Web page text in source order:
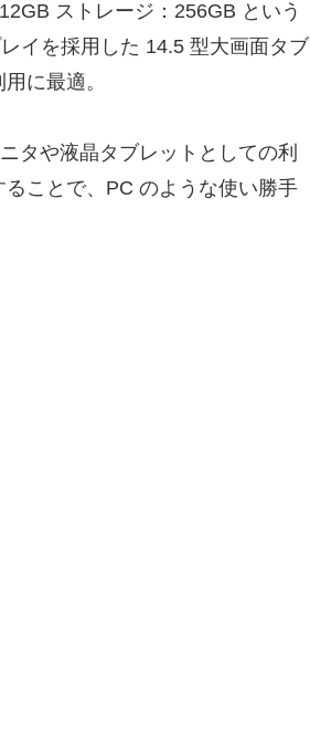
ストレージ：256GB という
イを採用した 14.5 型大画面タブ
に最適。
タや液晶タブレットとしての利
ことで、PC のような使い勝手